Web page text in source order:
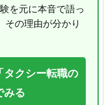
を元に本音で語っ
その理由が分かり
タクシー転職の
みる